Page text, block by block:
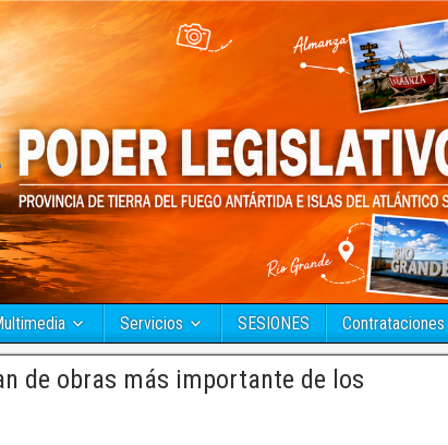
Servicios SESIONES Contrataciones
de obras más importante de los